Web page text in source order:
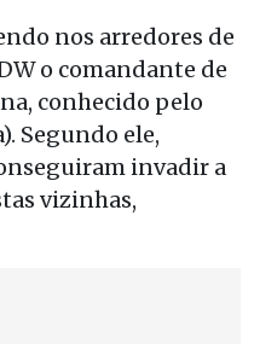
nos arredores de
o comandante de
conhecido pelo
Segundo ele,
invadir a
vizinhas,